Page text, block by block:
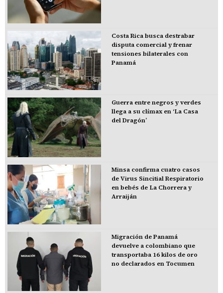
Costa Rica busca destrabar
disputa comercial y frenar
tensiones bilaterales con
Panamá
Guerra entre negros y verdes
llega a su clímax en ‘La Casa
del Dragón’
Minsa confirma cuatro casos
de Virus Sincitial Respiratorio
en bebés de La Chorrera y
Arraiján
Migración de Panamá
devuelve a colombiano que
transportaba 16 kilos de oro
no declarados en Tocumen